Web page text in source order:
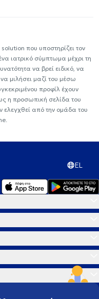
που υποστηρίζει τον
ιατρικό σύμπτωμα μέχρι τη
να βρεί ειδικό, να
μιλήσει μαζί του μέσω
προφίλ έχουν
η προσωπική σελίδα του
ελεγχθεί από την ομάδα του
EL